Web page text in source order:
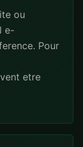
ou
e-
Pour
etre